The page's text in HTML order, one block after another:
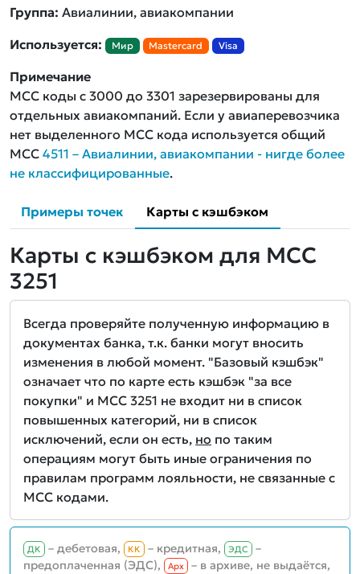
Группа: Авиалинии, авиакомпании
Используется:
Мир Mastercard Visa
Примечание
MCC коды с 3000 до 3301 зарезервированы для
отдельных авиакомпаний. Если у авиаперевозчика
нет выделенного MCC кода используется общий
MCC 4511 – Авиалинии, авиакомпании - нигде более
не классифицированные.
Примеры точек Карты с кэшбэком
Карты с кэшбэком для MCC
3251
Всегда проверяйте полученную информацию в
документах банка, т.к. банки могут вносить
изменения в любой момент. "Базовый кэшбэк"
означает что по карте есть кэшбэк "за все
покупки" и MCC 3251 не входит ни в список
повышенных категорий, ни в список
исключений, если он есть, но по таким
операциям могут быть иные ограничения по
правилам программ лояльности, не связанные с
MCC кодами.
ДК – дебетовая, КК – кредитная, ЭДС
–
предоплаченная (ЭДС),
Aрх – в архиве, не выдаётся,